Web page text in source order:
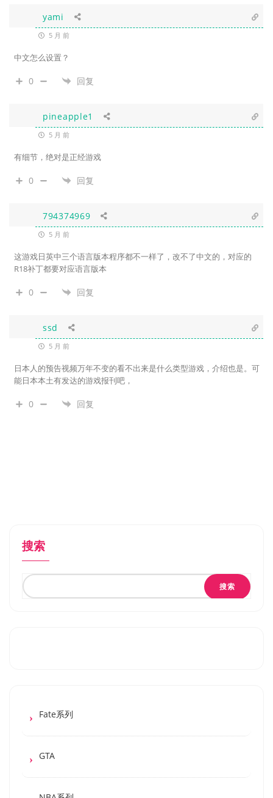
yami
5 月 前
中文怎么设置？
0 回复
pineapple1
5 月 前
有细节，绝对是正经游戏
0 回复
794374969
5 月 前
这游戏日英中三个语言版本程序都不一样了，改不了中文的，对应的
R18补丁都要对应语言版本
0 回复
ssd
5 月 前
日本人的预告视频万年不变的看不出来是什么类型游戏，介绍也是。可
能日本本土有发达的游戏报刊吧，
0 回复
搜索
搜索
Fate系列
GTA